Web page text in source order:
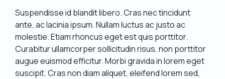
Suspendisse id blandit libero. Cras nec tincidunt
ante, ac lacinia ipsum. Nullam luctus ac justo ac
molestie. Etiam rhoncus eget est quis porttitor.
Curabitur ullamcorper sollicitudin risus, non porttitor
augue euismod efficitur. Morbi gravida in lorem eget
suscipit. Cras non diam aliquet, eleifend lorem sed,